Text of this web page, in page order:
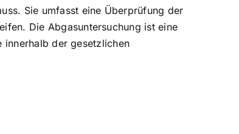
Sie umfasst eine Überprüfung der
Die Abgasuntersuchung ist eine
innerhalb der gesetzlichen